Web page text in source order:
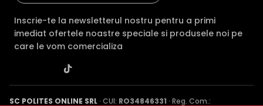
Inscrie-te la newsletterul nostru pentru a primi
imediat ofertele noastre speciale si produsele noi pe
care le vom comercializa
SC POLITES ONLINE SRL · CUI: RO34846331 · Reg. Com.: